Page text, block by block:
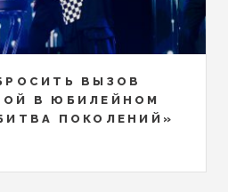
ВЫЗОВ
В ЮБИЛЕЙНОМ
ПОКОЛЕНИЙ»